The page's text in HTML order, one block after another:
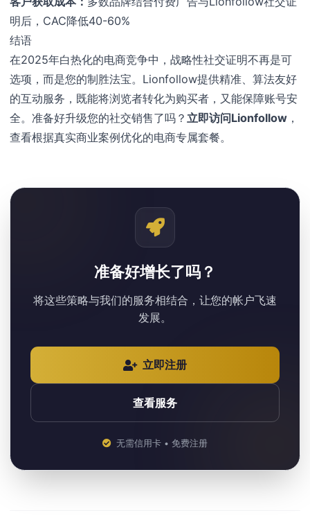
明后，CAC降低40-60%
结语
在2025年白热化的电商竞争中，战略性社交证明不再是可
选项，而是您的制胜法宝。Lionfollow提供精准、算法友好
的互动服务，既能将浏览者转化为购买者，又能保障账号安
全。准备好升级您的社交销售了吗？ 立即访问Lionfollow ，
查看根据真实商业案例优化的电商专属套餐。
准备好增长了吗？
将这些策略与我们的服务相结合，让您的帐户飞速
发展。
立即注册
查看服务
无需信用卡 • 免费注册